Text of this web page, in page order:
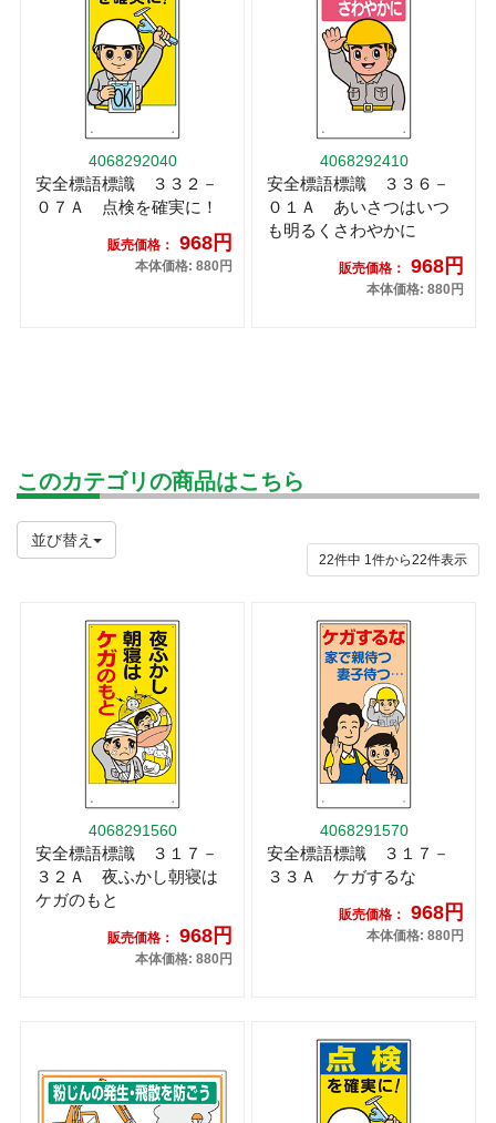
4068292040
安全標語標識 ３３２－
０７Ａ 点検を確実に！
販売価格： 968円
本体価格: 880円
4068292410
安全標語標識 ３３６－
０１Ａ あいさつはいつ
も明るくさわやかに
販売価格： 968円
本体価格: 880円
このカテゴリの商品はこちら
並び替え
22件中 1 件から22件表示
4068291560
安全標語標識 ３１７－
３２Ａ 夜ふかし朝寝は
ケガのもと
販売価格： 968円
本体価格: 880円
4068291570
安全標語標識 ３１７－
３３Ａ ケガするな
販売価格： 968円
本体価格: 880円